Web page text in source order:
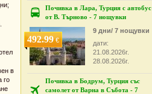
в
го
Почивка в Лара, Турция с автобус
от В. Търново - 7 нощувки
492.99€
9 дни/ 7 нощувки
дати:
21.08.2026г.
28.08.2026г.
Почивка в Бодрум, Турция със
самолет от Варна в Събота - 7